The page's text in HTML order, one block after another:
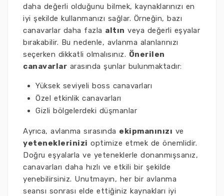
daha değerli olduğunu bilmek, kaynaklarınızı en
iyi şekilde kullanmanızı sağlar. Örneğin, bazı
canavarlar daha fazla altın veya değerli eşyalar
bırakabilir. Bu nedenle, avlanma alanlarınızı
seçerken dikkatli olmalısınız. Önerilen
canavarlar arasında şunlar bulunmaktadır:
Yüksek seviyeli boss canavarları
Özel etkinlik canavarları
Gizli bölgelerdeki düşmanlar
Ayrıca, avlanma sırasında ekipmanınızı ve
yeteneklerinizi optimize etmek de önemlidir.
Doğru eşyalarla ve yeteneklerle donanmışsanız,
canavarları daha hızlı ve etkili bir şekilde
yenebilirsiniz. Unutmayın, her bir avlanma
seansı sonrası elde ettiğiniz kaynakları iyi